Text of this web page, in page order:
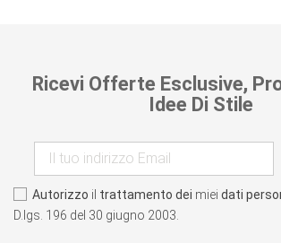
Ricevi Offerte Esclusive,
Idee Di Stile
Autorizzo il trattamento dei miei dati
D.lgs. 196 del 30 giugno 2003.